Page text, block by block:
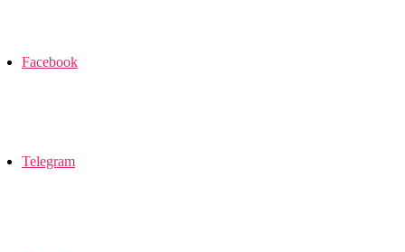
Facebook
Telegram